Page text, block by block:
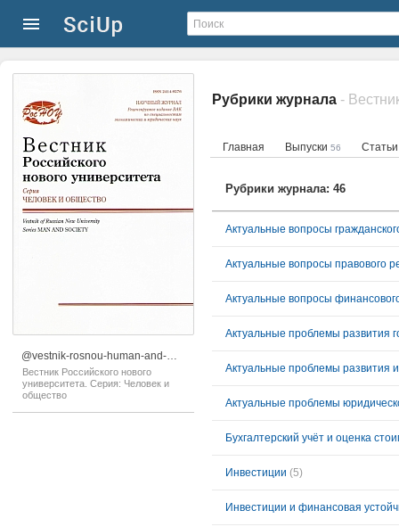
@vestnik-rosnou-human-and-society
Вестник Российского нового
университета. Серия: Человек и
общество
Рубрики журнала
Главная Выпуски 56
Рубрики журнала: 46
Актуальные вопросы
Актуальные вопросы
Актуальные проблемы развития
Актуальные проблемы развития
Актуальные проблемы
Бухгалтерский учёт и оценка
Инвестиции (5)
Инвестиции и финансовая